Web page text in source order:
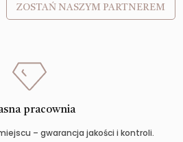
ZOSTAŃ NASZYM PARTNEREM
pracownia
– gwarancja jakości i kontroli.